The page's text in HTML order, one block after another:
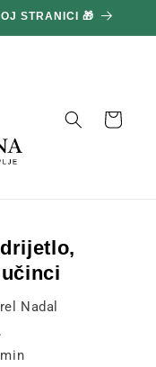
STRANICI 🎁
Košara
Nadal
min